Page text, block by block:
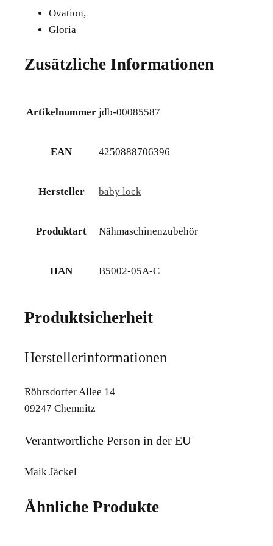
Ovation,
Gloria
Zusätzliche Informationen
Artikelnummer jdb-00085587
EAN 4250888706396
Hersteller baby lock
Produktart Nähmaschinenzubehör
HAN B5002-05A-C
Produktsicherheit
Herstellerinformationen
Röhrsdorfer Allee 14
09247 Chemnitz
Verantwortliche Person in der EU
Maik Jäckel
Ähnliche Produkte